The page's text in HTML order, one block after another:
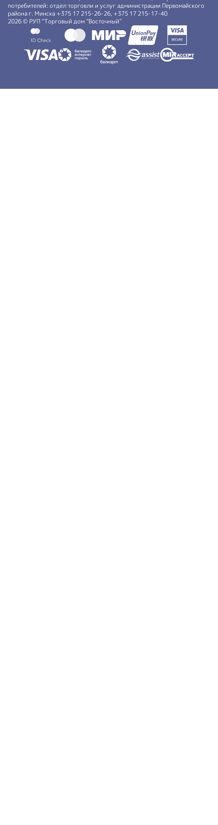
потребителей: отдел торговли и услуг администрации Первомайского
района г. Минска +375 17 215-26-26, +375 17 215-17-40
2026 © РУП “Торговый дом ”Восточный”